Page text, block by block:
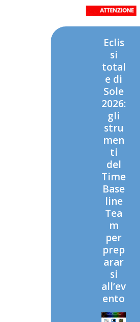
Eclis
si
total
e di
Sole
2026:
gli
stru
men
ti
del
Time
Base
line
Tea
m
per
prep
arar
si
all’ev
ento